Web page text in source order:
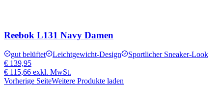
Reebok L131 Navy Damen
gut belüftet Leichtgewicht-Design
Sportlicher Sneaker-Look
€ 139,95
€ 115,66 exkl. MwSt.
Vorherige SeiteWeitere Produkte laden